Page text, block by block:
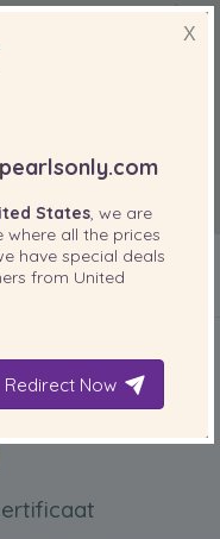
X
pearlsonly.com
States, we are
where all the prices
have special deals
from United
Redirect Now